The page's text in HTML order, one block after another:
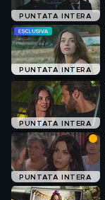
PUNTATA INTERA
PUNTATA INTERA
PUNTATA INTERA
PUNTATA INTERA